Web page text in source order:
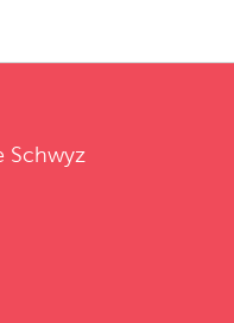
Schwyz